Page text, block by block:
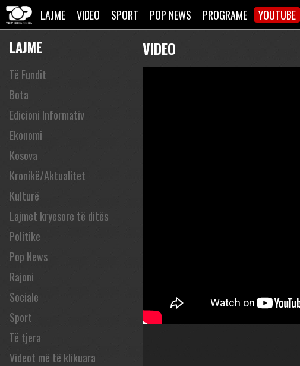
LAJME VIDEO SPORT POP NEWS PROGRAME YOUTUBE
LAJME
Të Fundit
Bota
Edicioni Informativ
Ekonomi
Kosova
Kronikë/Aktualitet
Kulturë
Lajmet kryesore të ditës
Politike
Pop News
Rajoni
Sociale
Sport
Të tjera
Videot më të klikuara
VIDEO